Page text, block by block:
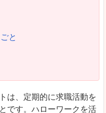
と
は、定期的に求職活動を
です。ハローワークを活